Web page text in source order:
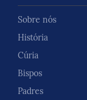
Sobre nós
História
Cúria
Bispos
Padres